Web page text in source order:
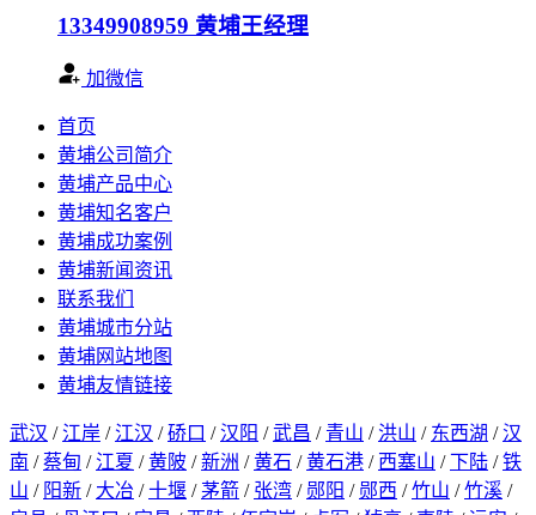
13349908959 黄埔王经理
加微信
首页
黄埔公司简介
黄埔产品中心
黄埔知名客户
黄埔成功案例
黄埔新闻资讯
联系我们
黄埔城市分站
黄埔网站地图
黄埔友情链接
武汉 / 江岸 / 江汉 /硚口 /汉阳 /武昌 / 青山 / 洪山 / 东西湖 /汉
南 /蔡甸 / 江夏 /黄陂 /新洲 /黄石 /黄石港 / 西塞山 /下陆 /铁
山 / 阳新 / 大冶 /十堰 /茅箭 / 张湾 / 郧阳 / 郧西 /竹山 /竹溪 /